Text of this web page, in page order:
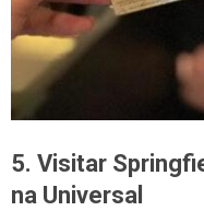
5. Visitar
na Universal